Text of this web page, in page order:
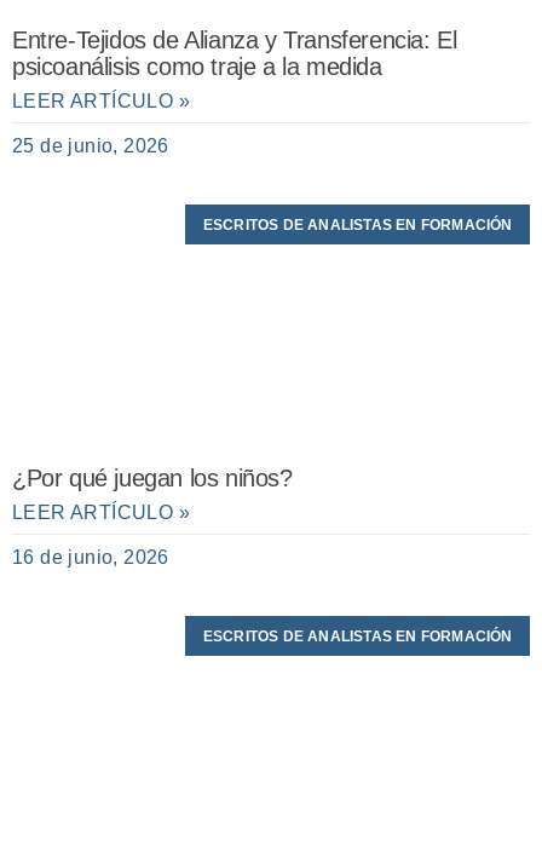
Entre-Tejidos de Alianza y Transferencia: El
psicoanálisis como traje a la medida
LEER ARTÍCULO »
25 de junio, 2026
ESCRITOS DE ANALISTAS EN FORMACIÓN
¿Por qué juegan los niños?
LEER ARTÍCULO »
16 de junio, 2026
ESCRITOS DE ANALISTAS EN FORMACIÓN